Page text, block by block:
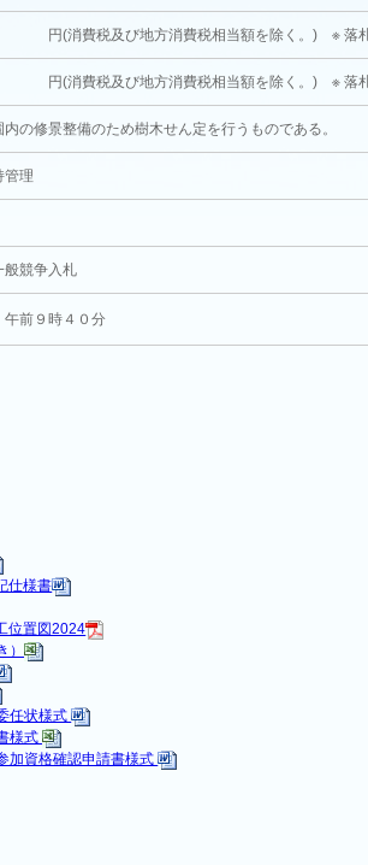
地方消費税相当額を除く。) ※ 落札決
地方消費税相当額を除く。) ※ 落札決
の修景整備のため樹木せん定を行うものである。
管理
般競争入札
前９時４０分
仕様書
位置図2024
）
任状様式
様式
加資格確認申請書様式